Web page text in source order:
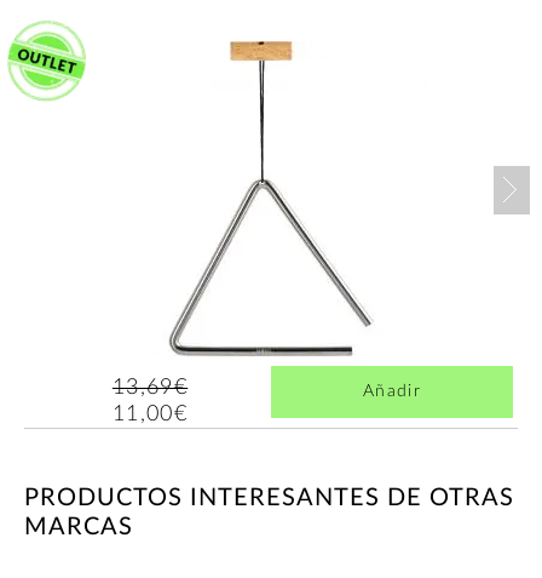
13,69€
11,00€
Añadir
PRODUCTOS INTERESANTES DE OTRAS
MARCAS